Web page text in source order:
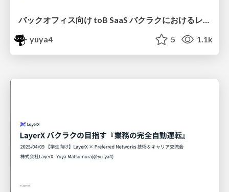
yuya4
5 1.1k